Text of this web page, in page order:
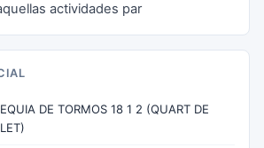
actividades par
DE TORMOS 18 1 2 (QUART DE